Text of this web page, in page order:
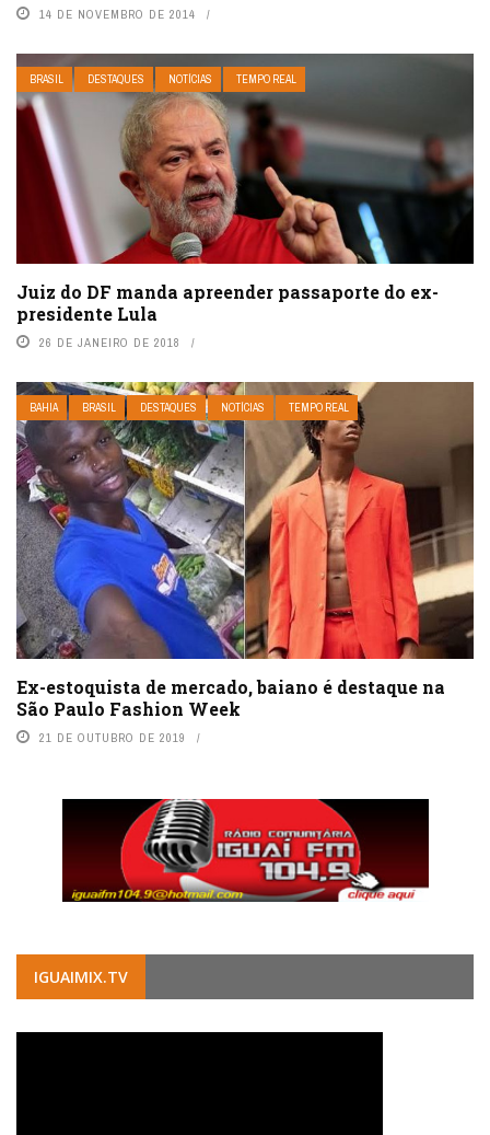
14 DE NOVEMBRO DE 2014
BRASIL DESTAQUES NOTÍCIAS TEMPO REAL
Juiz do DF manda apreender passaporte do ex-
presidente Lula
26 DE JANEIRO DE 2018
BAHIA BRASIL DESTAQUES NOTÍCIAS TEMPO REAL
Ex-estoquista de mercado, baiano é destaque na
São Paulo Fashion Week
21 DE OUTUBRO DE 2019
IGUAIMIX.TV